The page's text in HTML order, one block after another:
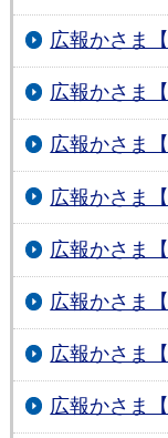
広報かさま
広報かさま
広報かさま
広報かさま
広報かさま
広報かさま
広報かさま
広報かさま